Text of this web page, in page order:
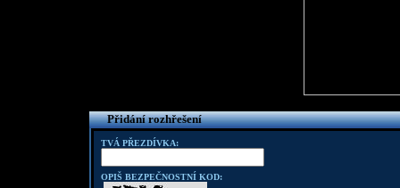
Přidání rozhřešení
TVÁ PŘEZDÍVKA:
OPIŠ BEZPEČNOSTNÍ KOD: